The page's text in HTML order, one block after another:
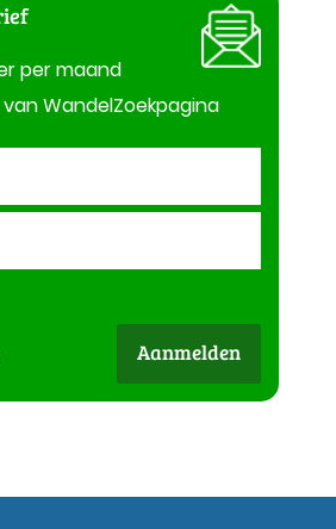
per maand
WandelZoekpagina
Aanmelden